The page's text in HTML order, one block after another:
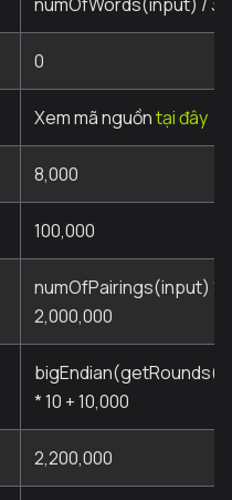
0
Xem mã nguồntại đây
8,000
100,000
numOfPairings(input) *
2,000,000
* 10 + 10,000
2,200,000